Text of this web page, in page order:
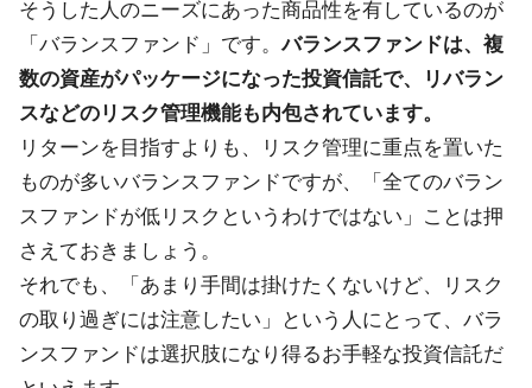
そうした人のニーズにあった商品性を有しているのが
「バランスファンド」です。バランスファンドは、複
数の資産がパッケージになった投資信託で、リバラン
スなどのリスク管理機能も内包されています。
リターンを目指すよりも、リスク管理に重点を置いた
ものが多いバランスファンドですが、「全てのバラン
スファンドが低リスクというわけではない」ことは押
さえておきましょう。
それでも、「あまり手間は掛けたくないけど、リスク
の取り過ぎには注意したい」という人にとって、バラ
ンスファンドは選択肢になり得るお手軽な投資信託だ